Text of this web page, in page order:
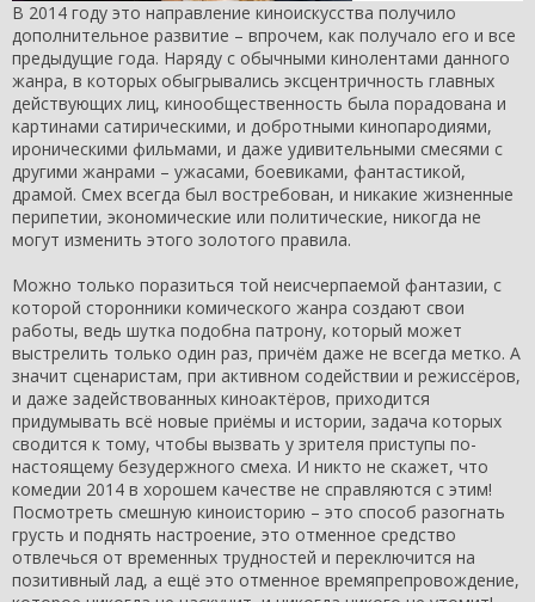
В 2014 году это направление киноискусства получило
дополнительное развитие – впрочем, как получало его и все
предыдущие года. Наряду с обычными кинолентами данного
жанра, в которых обыгрывались эксцентричность главных
действующих лиц, кинообщественность была порадована и
картинами сатирическими, и добротными кинопародиями,
ироническими фильмами, и даже удивительными смесями с
другими жанрами – ужасами, боевиками, фантастикой,
драмой. Смех всегда был востребован, и никакие жизненные
перипетии, экономические или политические, никогда не
могут изменить этого золотого правила.
Можно только поразиться той неисчерпаемой фантазии, с
которой сторонники комического жанра создают свои
работы, ведь шутка подобна патрону, который может
выстрелить только один раз, причём даже не всегда метко. А
значит сценаристам, при активном содействии и режиссёров,
и даже задействованных киноактёров, приходится
придумывать всё новые приёмы и истории, задача которых
сводится к тому, чтобы вызвать у зрителя приступы по-
настоящему безудержного смеха. И никто не скажет, что
комедии 2014 в хорошем качестве не справляются с этим!
Посмотреть смешную киноисторию – это способ разогнать
грусть и поднять настроение, это отменное средство
отвлечься от временных трудностей и переключится на
позитивный лад, а ещё это отменное времяпрепровождение,